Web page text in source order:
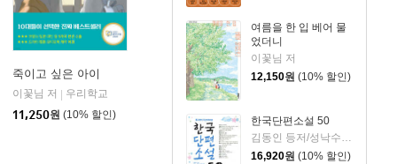
여름을 한 입 베어 물
었더니
이꽃님 저
12,150원 (10% 할인)
한국단편소설 50
김동인 등저/성낙수,박찬영,김형주 공편
16,920원 (10% 할인)
죽이고 싶은 아이
이꽃님 저
우리학교
11,250원 (10% 할인)